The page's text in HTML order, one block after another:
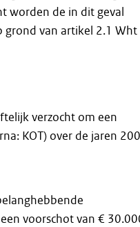
worden de in dit geval
grond van artikel 2.1 Wht
verzocht om een
KOT) over de jaren
voorschot van €